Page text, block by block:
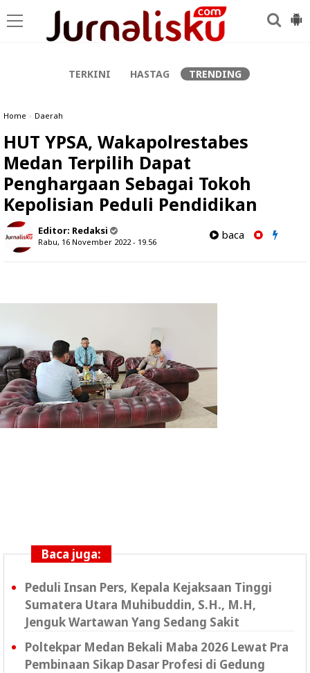
TERKINI HASTAG TRENDING
Home » Daerah
HUT YPSA, Wakapolrestabes
Medan Terpilih Dapat
Penghargaan Sebagai Tokoh
Kepolisian Peduli Pendidikan
Editor: Redaksi
Rabu, 16 November 2022 - 19.56
baca
Baca juga:
Peduli Insan Pers, Kepala Kejaksaan Tinggi
Sumatera Utara Muhibuddin, S.H., M.H,
Jenguk Wartawan Yang Sedang Sakit
Poltekpar Medan Bekali Maba 2026 Lewat Pra
Pembinaan Sikap Dasar Profesi di Gedung